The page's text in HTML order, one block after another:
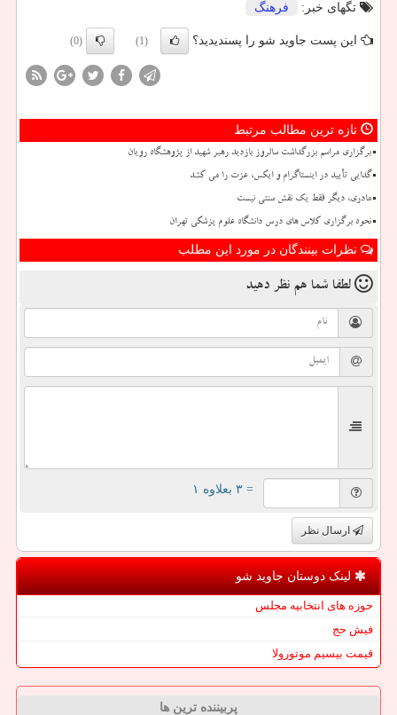
تگهای خبر:
فرهنگ
این پست جاوید شو را پسندیدید؟ (1)
(0)
تازه ترین مطالب مرتبط
برگزاری مراسم بزرگداشت سالروز بازدید رهبر شهید از پژوهشگاه رویان
گدایی تأیید در اینستاگرام و ایکس، عزت را می کشد
مادری، دیگر فقط یک نقش سنتی نیست
نحوه برگزاری کلاس های درس دانشگاه علوم پزشکی تهران
نظرات بینندگان در مورد این مطلب
لطفا شما هم نظر دهید
= ۳ بعلاوه ۱
ارسال نظر
لینک دوستان جاوید شو
حوزه های انتخابیه مجلس
فیش حج
قیمت بیسیم موتورولا
پربیننده ترین ها